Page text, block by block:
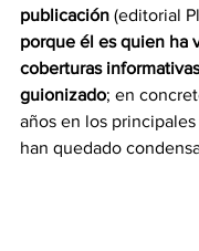
publicación (editorial
porque él es quien ha
coberturas
guionizado; en
años en los
han quedado